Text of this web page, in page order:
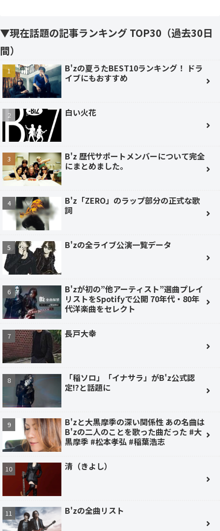
▼現在話題の記事ランキング TOP30（過去30日
間）
B'zの夏うたBEST10ランキング！ ドラ
イブにもおすすめ
白い火花
B'z 歴代サポートメンバーについて完全
にまとめました。
B'z「ZERO」のラップ部分の正式な歌
詞
B'zの全ライブ公演一覧データ
B'zが初の”他アーティスト”選曲プレイ
リストをSpotifyで公開 70年代・80年
代洋楽曲をセレクト
長戸大幸
「稲ソロ」「イナサラ」がB'z公式認
定!?と話題に
B'zと大黒摩季の深い関係性 あの名曲は
B'zの二人のことを歌った曲だった #大
黒摩季 #松本孝弘 #稲葉浩志
清（きよし）
B'zの全曲リスト